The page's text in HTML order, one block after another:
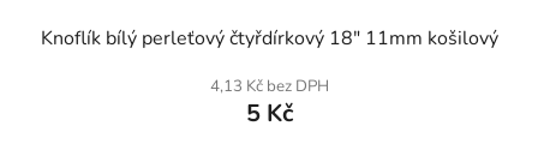
Knoflík bílý perleťový čtyřdírkový 18" 11mm košilový
4,13 Kč bez DPH
5 Kč